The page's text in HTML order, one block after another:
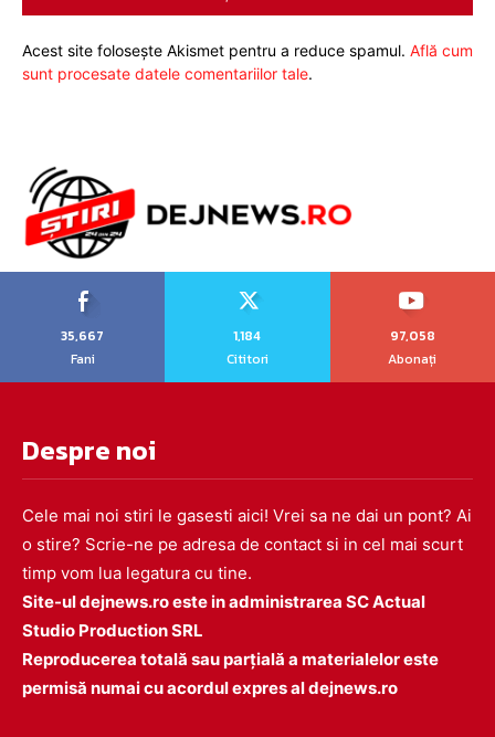
Acest site folosește Akismet pentru a reduce spamul. Află cum
sunt procesate datele comentariilor tale.
35,667
Fani
1,184
Cititori
97,058
Abonați
Despre noi
Cele mai noi stiri le gasesti aici! Vrei sa ne dai un pont? Ai
o stire? Scrie-ne pe adresa de contact si in cel mai scurt
timp vom lua legatura cu tine.
Site-ul dejnews.ro este in administrarea SC Actual
Studio Production SRL
Reproducerea totală sau parțială a materialelor este
permisă numai cu acordul expres al dejnews.ro